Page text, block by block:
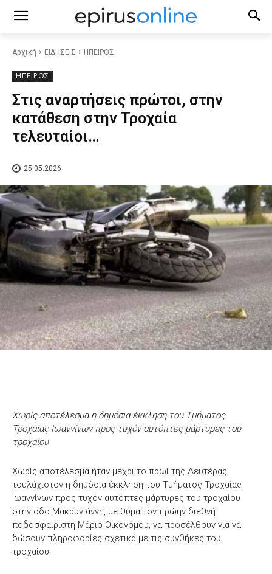
Αρχική ΕΙΔΗΣΕΙΣ ΗΠΕΙΡΟΣ
ΗΠΕΙΡΟΣ
Στις αναρτήσεις πρώτοι, στην
κατάθεση στην Τροχαία
τελευταίοι…
25.05.2026
Χωρίς αποτέλεσμα η δημόσια έκκληση του Τμήματος
Τροχαίας Ιωαννίνων προς τυχόν αυτόπτες μάρτυρες του
τροχαίου
Χωρίς αποτέλεσμα ήταν μέχρι το πρωί της Δευτέρας
τουλάχιστον η δημόσια έκκληση του Τμήματος Τροχαίας
Ιωαννίνων προς τυχόν αυτόπτες μάρτυρες του τροχαίου
στην οδό Μακρυγιάννη, με θύμα τον πρώην διεθνή
ποδοσφαιριστή Μάριο Οικονόμου, να προσέλθουν για να
δώσουν πληροφορίες σχετικά με τις συνθήκες του
τροχαίου.